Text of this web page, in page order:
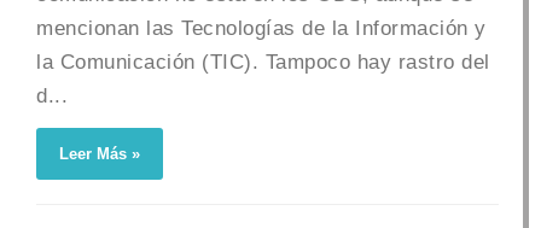
mencionan las Tecnologías de la Información y
la Comunicación (TIC). Tampoco hay rastro del
d...
Leer Más »